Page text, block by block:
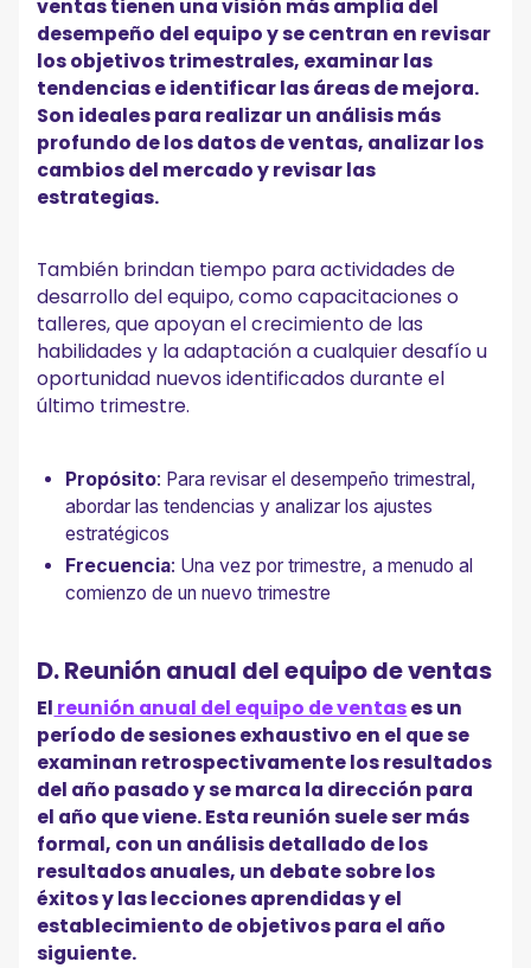
ventas tienen una visión más amplia del
desempeño del equipo y se centran en revisar
los objetivos trimestrales, examinar las
tendencias e identificar las áreas de mejora.
Son ideales para realizar un análisis más
profundo de los datos de ventas, analizar los
cambios del mercado y revisar las
estrategias.
También brindan tiempo para actividades de
desarrollo del equipo, como capacitaciones o
talleres, que apoyan el crecimiento de las
habilidades y la adaptación a cualquier desafío u
oportunidad nuevos identificados durante el
último trimestre.
Propósito: Para revisar el desempeño trimestral,
abordar las tendencias y analizar los ajustes
estratégicos
Frecuencia: Una vez por trimestre, a menudo al
comienzo de un nuevo trimestre
D. Reunión anual del equipo de ventas
El reunión anual del equipo de ventases un
período de sesiones exhaustivo en el que se
examinan retrospectivamente los resultados
del año pasado y se marca la dirección para
el año que viene. Esta reunión suele ser más
formal, con un análisis detallado de los
resultados anuales, un debate sobre los
éxitos y las lecciones aprendidas y el
establecimiento de objetivos para el año
siguiente.